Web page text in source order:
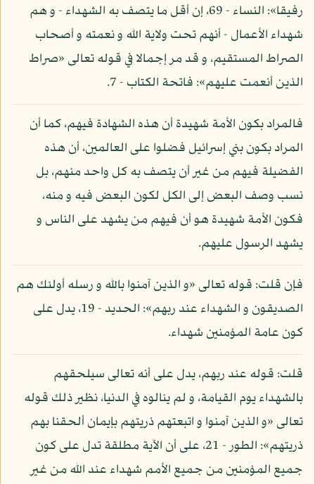
رفيقا»: النساء - 69، إن أقل ما يتصف به الشهداء - و هم
شهداء الأعمال - أنهم تحت ولاية الله و نعمته و أصحاب
الصراط المستقيم، و قد مر إجمالا في قوله تعالى «صراط
الذين أنعمت عليهم»: فاتحة الكتاب - 7.
فالمراد بكون الأمة شهيدة أن هذه الشهادة فيهم، كما أن
المراد بكون بني إسرائيل فضلوا على العالمين، أن هذه
الفضيلة فيهم من غير أن يتصف به كل واحد منهم، بل
نسب وصف البعض إلى الكل لكون البعض فيه و منه،
فكون الأمة شهيدة هو أن فيهم من يشهد على الناس و
يشهد الرسول عليهم.
فإن قلت: قوله تعالى «و الذين آمنوا بالله و رسله أولئك هم
الصديقون و الشهداء عند ربهم»: الحديد - 19، يدل على
كون عامة المؤمنين شهداء.
قلت: قوله عند ربهم، يدل على أنه تعالى سيلحقهم
بالشهداء يوم القيامة، و لم ينالوه في الدنيا، نظير ذلك قوله
تعالى «و الذين آمنوا و اتبعتهم ذريتهم بإيمان ألحقنا بهم
ذريتهم»: الطور - 21، على أن الآية مطلقة تدل على كون
جميع المؤمنين من جميع الأمم شهداء عند الله من غير